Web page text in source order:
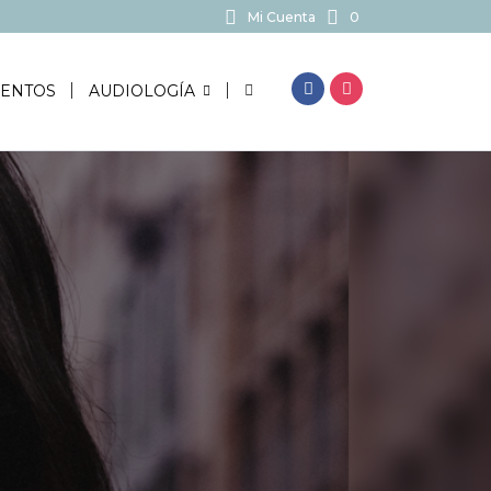
Mi Cuenta 0
AUDIOLOGÍA BUSCAR...